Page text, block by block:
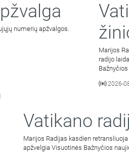
numerių apžvalgos.
Marijos
radijo
2026-
Vatikano
Marijos Radijas kasdien
apžvelgia Visuotinės Bažnyčios